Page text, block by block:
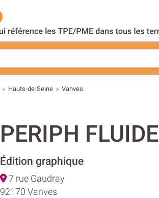
> Hauts-de-Seine > Vanves
PERIPH FLUIDE
Édition graphique
7 rue Gaudray
92170 Vanves